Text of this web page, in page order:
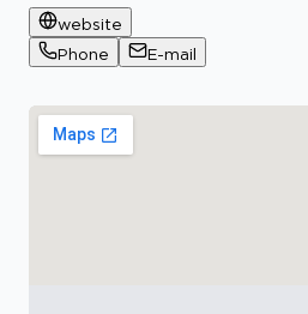
website
Phone
E-mail